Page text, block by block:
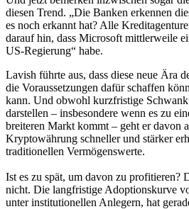
diesen Trend. „Die Banken erkennen
es noch erkannt hat? Alle
darauf hin, dass Microsoft mittlerweile
US-Regierung“ habe.
Lavish führte aus, dass diese neue Ära
die Voraussetzungen dafür schaffen
kann. Und obwohl kurzfristige
darstellen – insbesondere wenn es zu
breiteren Markt kommt – geht er davon
Kryptowährung schneller und stärker
traditionellen Vermögenswerte.
Ist es zu spät, um davon zu profitieren?
nicht. Die langfristige Adoptionskurve
unter institutionellen Anlegern, hat